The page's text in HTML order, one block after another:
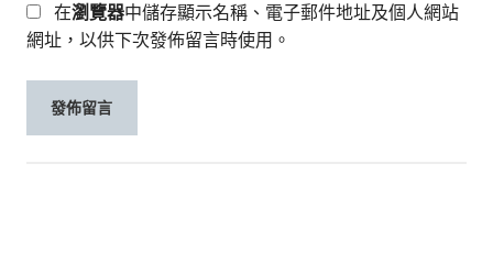
在瀏覽器中儲存顯示名稱、電子郵件地址及個人網站
網址，以供下次發佈留言時使用。